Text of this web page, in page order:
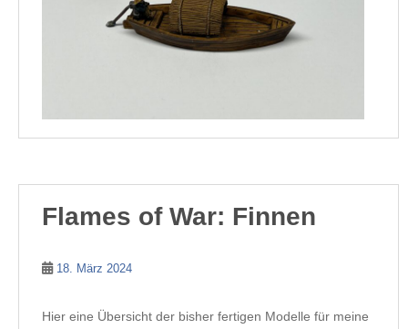
Flames of War: Finnen
18. März 2024
Hier eine Übersicht der bisher fertigen Modelle für meine